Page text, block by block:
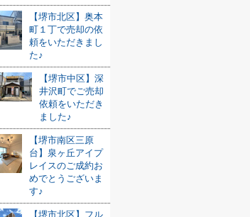
【堺市北区】奥本
町１丁で売却の依
頼をいただきまし
た♪
【堺市中区】深
井沢町でご売却
依頼をいただき
ました♪
【堺市南区三原
台】泉ヶ丘アイプ
レイスのご成約お
めでとうございま
す♪
【堺市北区】フル